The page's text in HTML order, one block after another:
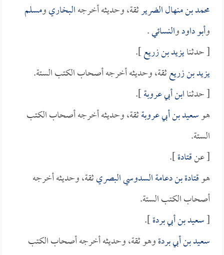
محمد بن منهال الضريرثقة، وحديثه أخرجهالبخاريومسلم
وأبو داودوالنسائي.
[ حدثنايزيد بن زريع].
يزيد بن زريعثقة، وحديثه أخرجه أصحاب الكتب الستة.
[ حدثناابن أبي عروبة].
هوسعيد بن أبي عروبةثقة، وحديثه أخرجه أصحاب الكتب
الستة.
[ عنقتادة].
هوقتادة بن دعامة السدوسي البصريثقة، وحديثه أخرجه
أصحاب الكتب الستة.
[سعيد بن أبي بردة].
سعيد بن أبي بردةوهو ثقة، وحديثه أخرجه أصحاب الكتب